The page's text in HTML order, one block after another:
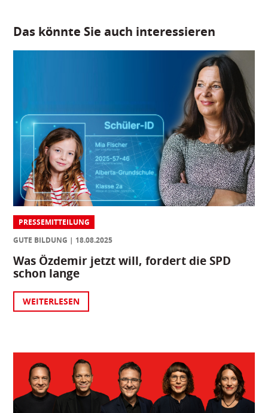
Das könnte Sie auch interessieren
PRESSEMITTEILUNG
GUTE BILDUNG
18.08.2025
Was Özdemir jetzt will, fordert die SPD
schon lange
WEITERLESEN